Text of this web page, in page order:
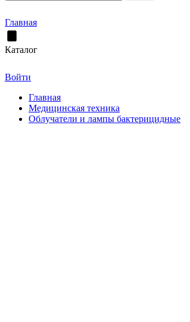
Главная
Каталог
Войти
Главная
Медицинская техника
Облучатели и лампы бактерицидные